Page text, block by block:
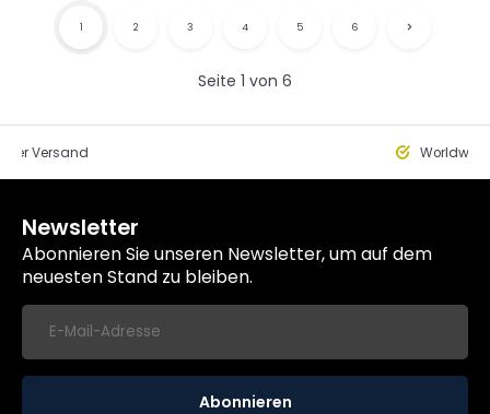
Seite 1 von 6
1 2 3 4 5 6
Versand
Newsletter
Abonnieren Sie unseren Newsletter, um auf dem
neuesten Stand zu bleiben.
Abonnieren